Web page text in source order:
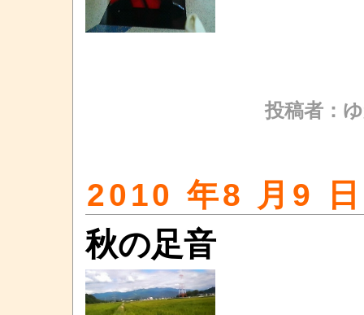
投稿者：
2010 年8 月9 日
秋の足音